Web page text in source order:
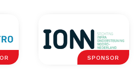
SPONSOR